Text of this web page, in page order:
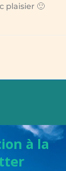
plaisier 🙂
à la